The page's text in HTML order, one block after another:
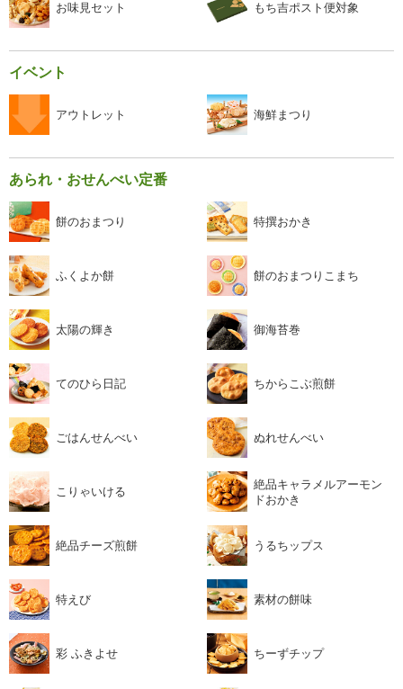
お味見セット もち吉ポスト便対象
イベント
アウトレット 海鮮まつり
あられ・おせんべい定番
餅のおまつり 特撰おかき
ふくよか餅 餅のおまつりこまち
太陽の輝き 御海苔巻
てのひら日記 ちからこぶ煎餅
ごはんせんべい ぬれせんべい
こりゃいける
絶品キャラメルアーモン
ドおかき
絶品チーズ煎餅 うるちップス
特えび 素材の餅味
彩 ふきよせ ちーずチップ